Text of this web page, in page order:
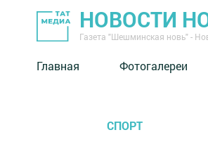
НОВОСТИ
Газета "Шешминская новь" -
Главная Фотогалереи
СПОРТ